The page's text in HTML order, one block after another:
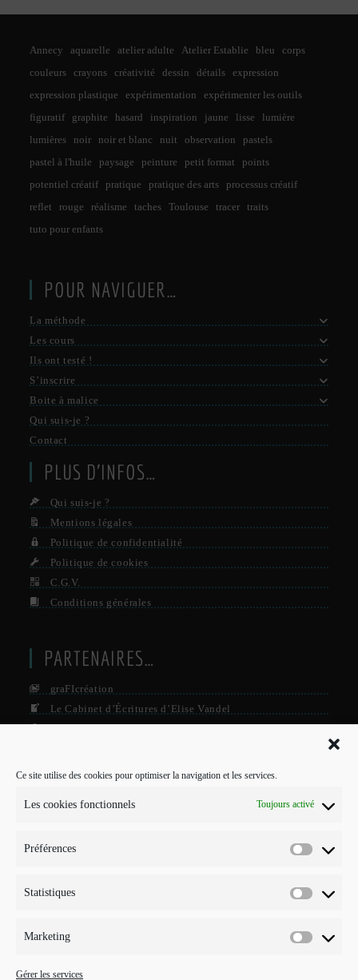
Ce site utilise des cookies pour optimiser la navigation et les services.
Les cookies fonctionnels Toujours activé
Préférences
Statistiques
Marketing
Gérer les services
Annecy aquarelle atelier adulte Atelier Establie bleu
corps
couleurs
crayons créativité dessin détails
expression
expression plastique
expérimentation
expérimenter les outils
figuratif
graphite hasard inspiration jaune lisse
lumière
lumières
noir noir et blanc nuit observation
pastels
pastel à l'huile
paysage peinture petit format
points
potentiel créatif
pratique pratique des arts
processus créatif
reflet
rouge réalisme taches Toulouse tracer
traits
tuto pour enfants
POUR NAVIGUER…
La méthode
Les cours
Ils ont testé !
S’inscrire
Boite à malice
Qui suis-je ?
Contact
PLUS D’INFOS…
Qui suis-je ?
Mentions légales
Politique de confidentialité
Politique de cookies
C.G.V.
Conditions générales
PARTENAIRES…
graFIcréation
Le Cabinet d’Écritures d’Elise Vandel
POUR ME CONTACTER…
Mobile :
E-mail :
LETTRE D’INFORMATION